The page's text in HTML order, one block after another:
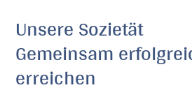
Unsere Sozietät
Gemeinsam
erreichen